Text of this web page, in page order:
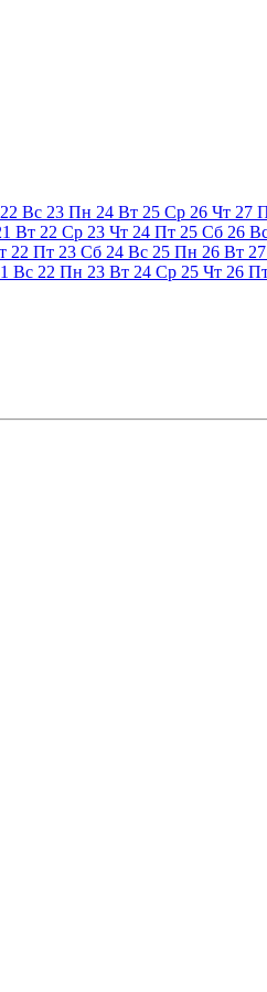
22 Вс 23 Пн 24 Вт 25 Ср 26 Чт 27
Вт 22 Ср 23 Чт 24 Пт 25 Сб 26
22 Пт 23 Сб 24 Вс 25 Пн 26 Вт 27
Вс 22 Пн 23 Вт 24 Ср 25 Чт 26